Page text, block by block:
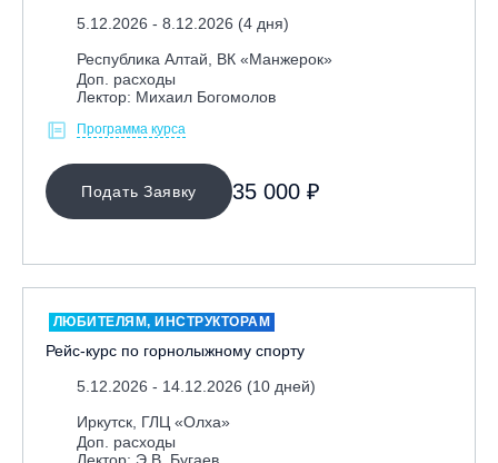
5.12.2026 - 8.12.2026 (4 дня)
Республика Алтай, ВК «Манжерок»
Доп. расходы
Лектор: Михаил Богомолов
Программа курса
Подать Заявку 35 000 ₽
ЛЮБИТЕЛЯМ, ИНСТРУКТОРАМ
Рейс-курс по горнолыжному спорту
5.12.2026 - 14.12.2026 (10 дней)
Иркутск, ГЛЦ «Олха»
Доп. расходы